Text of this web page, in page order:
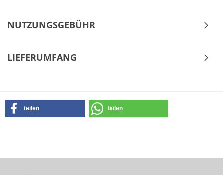
NUTZUNGSGEBÜHR
LIEFERUMFANG
teilen teilen